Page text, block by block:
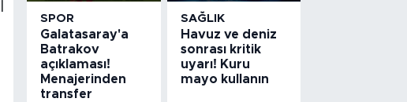
SPOR
Galatasaray'a
Batrakov
açıklaması!
Menajerinden
transfer
SAĞLIK
Havuz ve deniz
sonrası kritik
uyarı! Kuru
mayo kullanın